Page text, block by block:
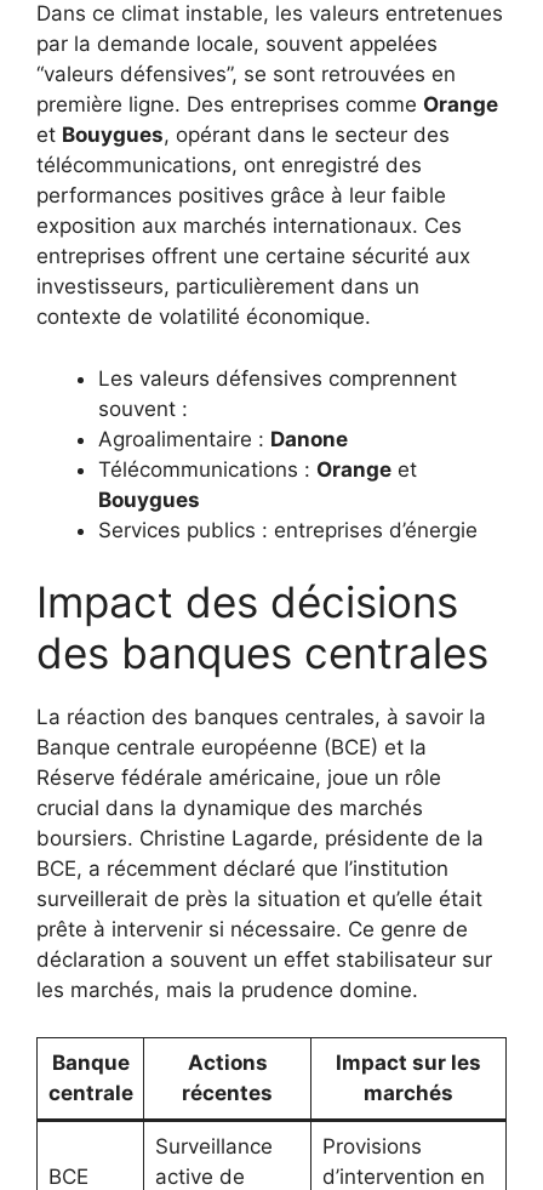
Dans ce climat instable, les valeurs entretenues
par la demande locale, souvent appelées
“valeurs défensives”, se sont retrouvées en
première ligne. Des entreprises comme Orange
et Bouygues, opérant dans le secteur des
télécommunications, ont enregistré des
performances positives grâce à leur faible
exposition aux marchés internationaux. Ces
entreprises offrent une certaine sécurité aux
investisseurs, particulièrement dans un
contexte de volatilité économique.
Les valeurs défensives comprennent
souvent :
Agroalimentaire : Danone
Télécommunications : Orange et
Bouygues
Services publics : entreprises d’énergie
Impact des décisions
des banques centrales
La réaction des banques centrales, à savoir la
Banque centrale européenne (BCE) et la
Réserve fédérale américaine, joue un rôle
crucial dans la dynamique des marchés
boursiers. Christine Lagarde, présidente de la
BCE, a récemment déclaré que l’institution
surveillerait de près la situation et qu’elle était
prête à intervenir si nécessaire. Ce genre de
déclaration a souvent un effet stabilisateur sur
les marchés, mais la prudence domine.
Banque
centrale
Actions
récentes
Impact sur les
marchés
BCE
Surveillance
active de
Provisions
d’intervention en